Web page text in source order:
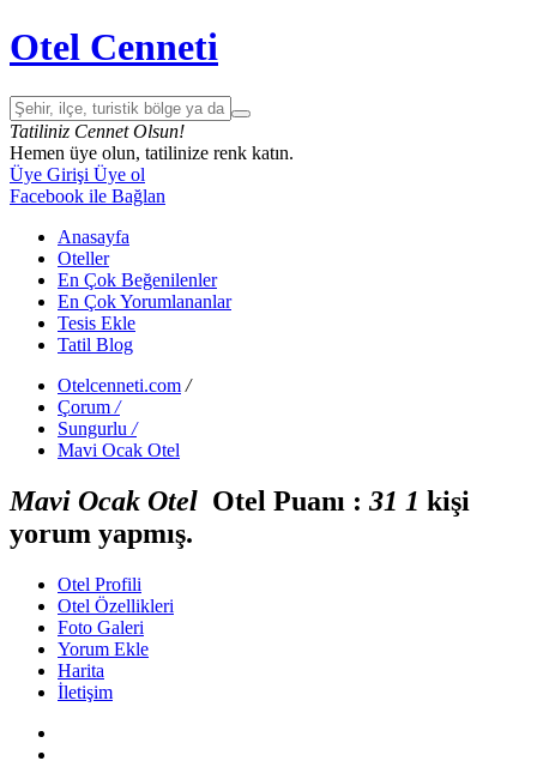
Otel Cenneti
Tatiliniz Cennet Olsun!
Hemen üye olun, tatilinize renk katın.
Üye Girişi Üye ol
Facebook ile Bağlan
Anasayfa
Oteller
En Çok Beğenilenler
En Çok Yorumlananlar
Tesis Ekle
Tatil Blog
Otelcenneti.com /
Çorum /
Sungurlu /
Mavi Ocak Otel
Mavi Ocak Otel Otel Puanı : 31 1 kişi
yorum yapmış.
Otel Profili
Otel Özellikleri
Foto Galeri
Yorum Ekle
Harita
İletişim